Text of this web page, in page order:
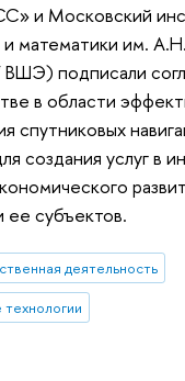
и Московский
математики им.
подписали
в области
спутниковых
создания услуг в
субъектов.
деятельность
технологии